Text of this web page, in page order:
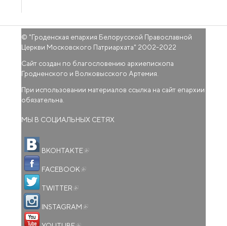
© "Гроденская епархия Белорусской Православной
Церкви Московского Патриархата" 2002-2022
Сайт создан по благословению архиепископа
Гродненского и Волковысского Артемия.
При использовании материалов ссылка на сайт епархии
обязательна.
МЫ В СОЦИАЛЬНЫХ СЕТЯХ
ВКОНТАКТЕ
FACEBOOK
TWITTER
INSTAGRAM